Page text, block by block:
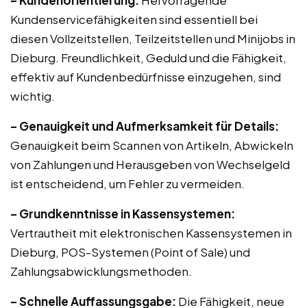
Kundenservicefähigkeiten sind essentiell bei
diesen Vollzeitstellen, Teilzeitstellen und Minijobs in
Dieburg. Freundlichkeit, Geduld und die Fähigkeit,
effektiv auf Kundenbedürfnisse einzugehen, sind
wichtig.
– Genauigkeit und Aufmerksamkeit für Details:
Genauigkeit beim Scannen von Artikeln, Abwickeln
von Zahlungen und Herausgeben von Wechselgeld
ist entscheidend, um Fehler zu vermeiden.
– Grundkenntnisse in Kassensystemen:
Vertrautheit mit elektronischen Kassensystemen in
Dieburg, POS-Systemen (Point of Sale) und
Zahlungsabwicklungsmethoden.
– Schnelle Auffassungsgabe: Die Fähigkeit, neue